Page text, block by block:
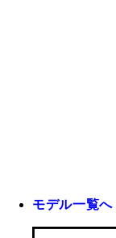
モデル一覧へ